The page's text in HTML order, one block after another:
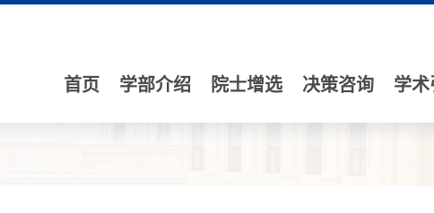
首页 学部介绍 院士增选 决策咨询 学术